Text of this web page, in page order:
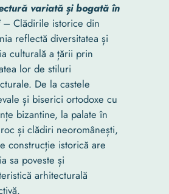
variată și bogată în
– Clădirile istorice din
reflectă diversitatea și
culturală a țării prin
lor de stiluri
De la castele
și biserici ortodoxe cu
bizantine, la palate în
și clădiri neoromânești,
construcție istorică are
sa poveste și
arhitecturală